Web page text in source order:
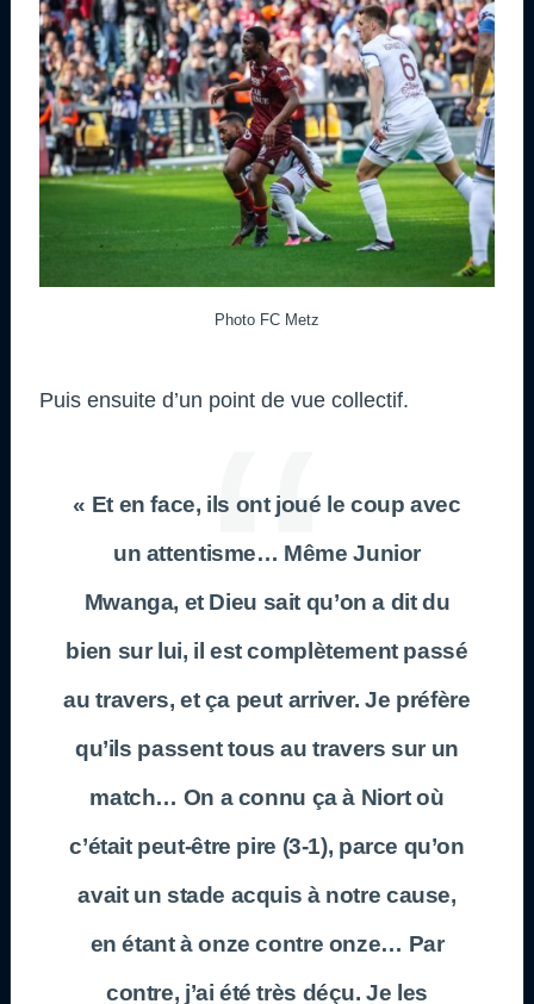
Photo FC Metz
Puis ensuite d’un point de vue collectif.
« Et en face, ils ont joué le coup avec
un attentisme… Même Junior
Mwanga, et Dieu sait qu’on a dit du
bien sur lui, il est complètement passé
au travers, et ça peut arriver. Je préfère
qu’ils passent tous au travers sur un
match… On a connu ça à Niort où
c’était peut-être pire (3-1), parce qu’on
avait un stade acquis à notre cause,
en étant à onze contre onze… Par
contre, j’ai été très déçu. Je les